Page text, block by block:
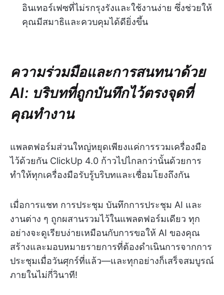
อินเทอร์เฟซที่ไม่รกรุงรังและใช้งานง่าย ซึ่งช่วยให้
คุณมีสมาธิและควบคุมได้ดียิ่งขึ้น
ความร่วมมือและการสนทนาด้วย
AI: บริบทที่ถูกบันทึกไว้ตรงจุดที่
คุณทำงาน
แพลตฟอร์มส่วนใหญ่หยุดเพียงแค่การรวมเครื่องมือ
ไว้ด้วยกัน ClickUp 4.0 ก้าวไปไกลกว่านั้นด้วยการ
ทำให้ทุกเครื่องมือรับรู้บริบทและเชื่อมโยงถึงกัน
เมื่อการแชท การประชุม บันทึกการประชุม AI และ
งานต่าง ๆ ถูกผสานรวมไว้ในแพลตฟอร์มเดียว ทุก
อย่างจะดูเรียบง่ายเหมือนกับการขอให้ AI ของคุณ
สร้างและมอบหมายรายการที่ต้องดำเนินการจากการ
ประชุมเมื่อวันศุกร์ที่แล้ว—และทุกอย่างก็เสร็จสมบูรณ์
ภายในไม่กี่วินาที!